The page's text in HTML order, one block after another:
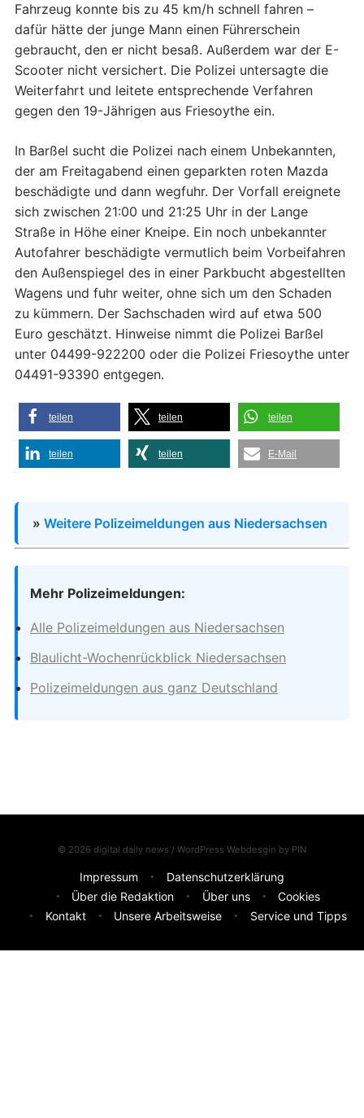
Fahrzeug konnte bis zu 45 km/h schnell fahren –
dafür hätte der junge Mann einen Führerschein
gebraucht, den er nicht besaß. Außerdem war der E-
Scooter nicht versichert. Die Polizei untersagte die
Weiterfahrt und leitete entsprechende Verfahren
gegen den 19-Jährigen aus Friesoythe ein.
In Barßel sucht die Polizei nach einem Unbekannten,
der am Freitagabend einen geparkten roten Mazda
beschädigte und dann wegfuhr. Der Vorfall ereignete
sich zwischen 21:00 und 21:25 Uhr in der Lange
Straße in Höhe einer Kneipe. Ein noch unbekannter
Autofahrer beschädigte vermutlich beim Vorbeifahren
den Außenspiegel des in einer Parkbucht abgestellten
Wagens und fuhr weiter, ohne sich um den Schaden
zu kümmern. Der Sachschaden wird auf etwa 500
Euro geschätzt. Hinweise nimmt die Polizei Barßel
unter 04499-922200 oder die Polizei Friesoythe unter
04491-93390 entgegen.
teilen teilen teilen
teilen teilen E-Mail
» Weitere Polizeimeldungen aus Niedersachsen
Mehr Polizeimeldungen:
Alle Polizeimeldungen aus Niedersachsen
Blaulicht-Wochenrückblick Niedersachsen
Polizeimeldungen aus ganz Deutschland
© 2026 digital daily news / WordPress Webdesgin by PIN
Impressum
Datenschutzerklärung
Über die Redaktion
Über uns
Cookies
Kontakt
Unsere Arbeitsweise Service und Tipps